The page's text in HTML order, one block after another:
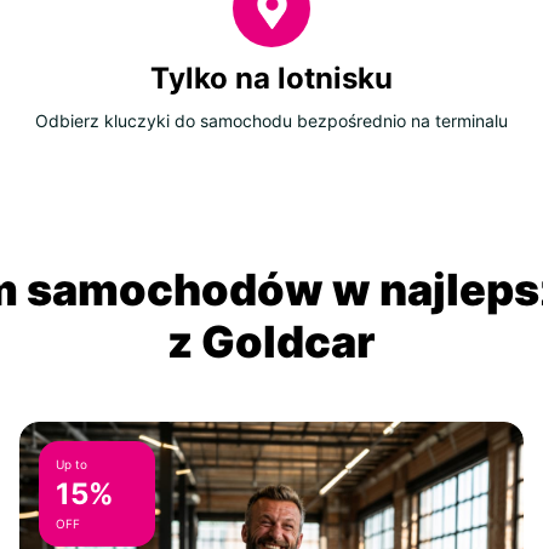
Tylko na lotnisku
Odbierz kluczyki do samochodu bezpośrednio na terminalu
samochodów w
z Goldcar
Up to
15%
OFF